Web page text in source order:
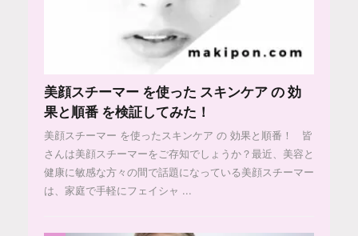
美顔スチーマー を使った スキンケア の 効
果と順番 を検証してみた！
美顔スチーマー を使ったスキンケア の 効果と順番！ 皆
さんは美顔スチーマーをご存知でしょうか？最近、美容と
健康に敏感な方々の間で話題になっている美顔スチーマー
は、家庭で手軽にフェイシャ ...